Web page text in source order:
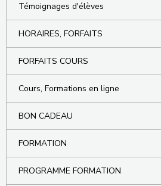
Témoignages d'élèves
HORAIRES, FORFAITS
FORFAITS COURS
Cours, Formations en ligne
BON CADEAU
FORMATION
PROGRAMME FORMATION